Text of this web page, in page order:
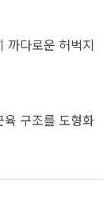
까다로운 허벅지
구조를 도형화